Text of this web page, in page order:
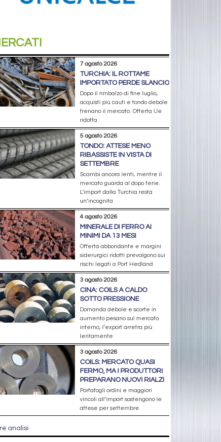
7 agosto 2026
TURCHIA: IL ROTTAME
IMPORTATO PERDE SLANCIO
Dopo il rimbalzo di fine luglio,
acquisti più cauti e tondo debole
frenano il mercato. Offerta Ue
ridotta
5 agosto 2026
TONDO: ATTESE MENO
RIBASSISTE IN VISTA DI
SETTEMBRE
Scambi ancora lenti, mentre il
mercato guarda al dopo ferie.
L’import dalla Turchia resta
un’incognita
4 agosto 2026
MINERALE DI FERRO AI
MINIMI DA 13 MESI
Offerta abbondante e margini
siderurgici ridotti prevalgono sui
rischi legati a Port Hedland
3 agosto 2026
CINA: COILS A CALDO
SOTTO PRESSIONE
Domanda debole e scorte in
aumento pesano sul mercato
interno; l’export arretra più
lentamente
3 agosto 2026
COILS: MERCATO QUASI
FERMO, MA I PRODUTTORI
PREPARANO NUOVI RIALZI
Portafogli ordini e maggiori
vincoli all’import sostengono le
attese per settembre
analisi